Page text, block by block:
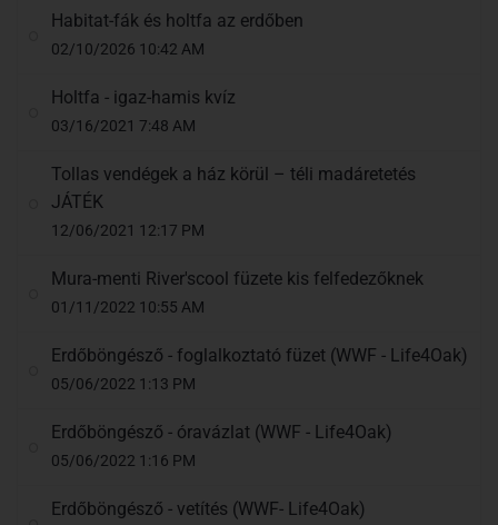
Habitat-fák és holtfa az erdőben
02/10/2026 10:42 AM
Holtfa - igaz-hamis kvíz
03/16/2021 7:48 AM
Tollas vendégek a ház körül – téli madáretetés
JÁTÉK
12/06/2021 12:17 PM
Mura-menti River'scool füzete kis felfedezőknek
01/11/2022 10:55 AM
Erdőböngésző - foglalkoztató füzet (WWF - Life4Oak)
05/06/2022 1:13 PM
Erdőböngésző - óravázlat (WWF - Life4Oak)
05/06/2022 1:16 PM
Erdőböngésző - vetítés (WWF- Life4Oak)